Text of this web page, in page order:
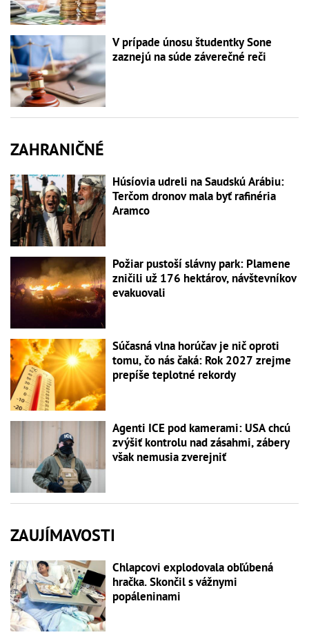
V prípade únosu študentky Sone
zaznejú na súde záverečné reči
ZAHRANIČNÉ
Húsíovia udreli na Saudskú Arábiu:
Terčom dronov mala byť rafinéria
Aramco
Požiar pustoší slávny park: Plamene
zničili už 176 hektárov, návštevníkov
evakuovali
Súčasná vlna horúčav je nič oproti
tomu, čo nás čaká: Rok 2027 zrejme
prepíše teplotné rekordy
Agenti ICE pod kamerami: USA chcú
zvýšiť kontrolu nad zásahmi, zábery
však nemusia zverejniť
ZAUJÍMAVOSTI
Chlapcovi explodovala obľúbená
hračka. Skončil s vážnymi
popáleninami